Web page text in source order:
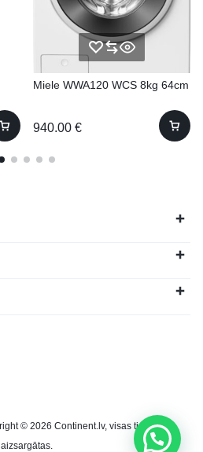
Miele WWA120 WCS 8kg 64cm
940.00 €
© 2026 Continent.lv, visas tiesības
aizsargātas.